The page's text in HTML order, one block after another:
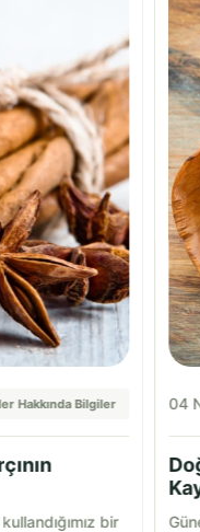
Hakkında Bilgiler
bir
04